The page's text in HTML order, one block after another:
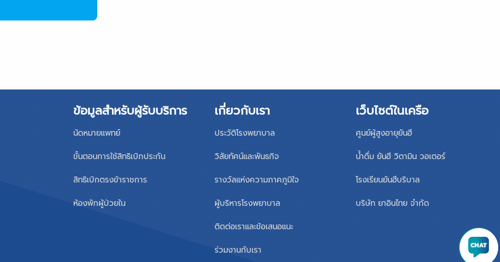
ข้อมูลสำหรับผู้รับบริการ
นัดหมายแพทย์
ขั้นตอนการใช้สิทธิเบิกประกัน
สิทธิเบิกตรงข้าราชการ
ห้องพักผู้ป่วยใน
เกี่ยวกับเรา
ประวัติโรงพยาบาล
วิสัยทัศน์และพันธกิจ
รางวัลแห่งความภาคภูมิใจ
ผู้บริหารโรงพยาบาล
ติดต่อเราและข้อเสนอแนะ
ร่วมงานกับเรา
เว็บไซต์ในเครือ
ศูนย์ผู้สูงอายุยันฮี
น้ำดื่ม ยันฮี วิตามิน วอเตอร์
โรงเรียนยันฮีบริบาล
บริษัท ยาอินไทย จำกัด